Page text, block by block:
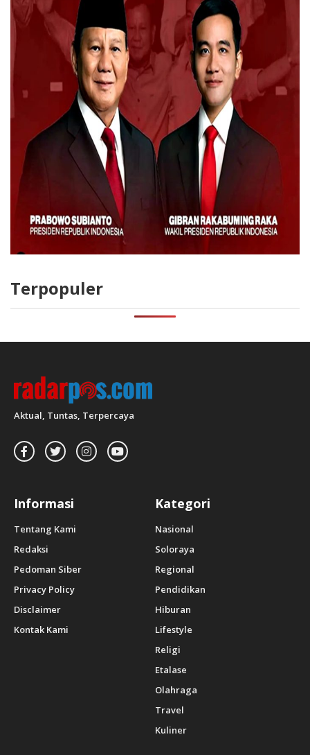
Terpopuler
Aktual, Tuntas, Terpercaya
Informasi
Tentang Kami
Redaksi
Pedoman Siber
Privacy Policy
Disclaimer
Kontak Kami
Kategori
Nasional
Soloraya
Regional
Pendidikan
Hiburan
Lifestyle
Religi
Etalase
Olahraga
Travel
Kuliner